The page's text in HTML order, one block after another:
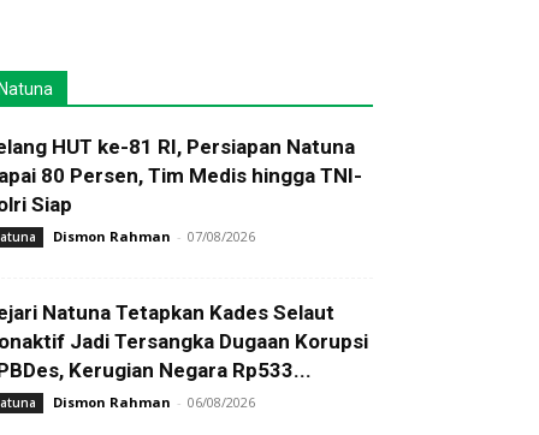
HUT ke-81 RI, Persiapan Natuna
80 Persen, Tim Medis hingga TNI-
Siap
Dismon Rahman - 07/08/2026
Natuna Tetapkan Kades Selaut
Jadi Tersangka Dugaan Korupsi
Kerugian Negara Rp533...
Dismon Rahman - 06/08/2026